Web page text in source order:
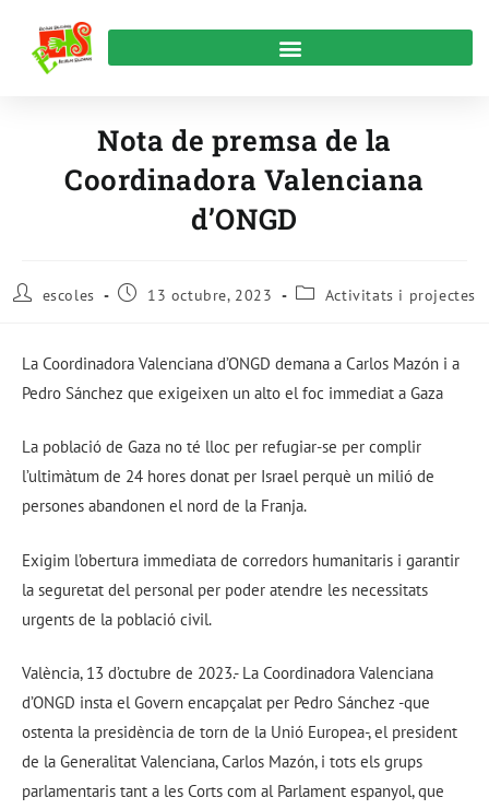
Nota de premsa de la
Coordinadora Valenciana
d’ONGD
escoles 13 octubre, 2023 Activitats i projectes
La Coordinadora Valenciana d’ONGD demana a Carlos Mazón i a
Pedro Sánchez que exigeixen un alto el foc immediat a Gaza
La població de Gaza no té lloc per refugiar-se per complir
l’ultimàtum de 24 hores donat per Israel perquè un milió de
persones abandonen el nord de la Franja.
Exigim l’obertura immediata de corredors humanitaris i garantir
la seguretat del personal per poder atendre les necessitats
urgents de la població civil.
València, 13 d’octubre de 2023.- La Coordinadora Valenciana
d’ONGD insta el Govern encapçalat per Pedro Sánchez -que
ostenta la presidència de torn de la Unió Europea-, el president
de la Generalitat Valenciana, Carlos Mazón, i tots els grups
parlamentaris tant a les Corts com al Parlament espanyol, que